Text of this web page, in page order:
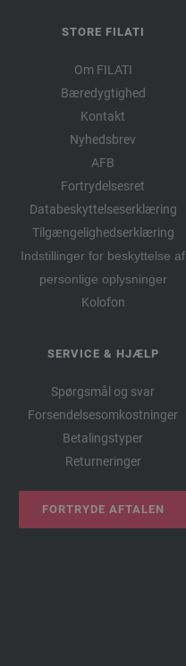
STORE FILATI
Om FILATI
Bæredygtighed
Kontakt
Nyhedsbrev
AFB
Fortrydelsesret
Databeskyttelseserklæring
Tilgængelighedserklæring
Indstillinger for beskyttelse af
personlige oplysninger
Kolofon
SERVICE & HJÆLP
Spørgsmål og svar
Forsendelsesomkostninger
Betalingstyper
Returneringer
FORTRYDE AFTALEN